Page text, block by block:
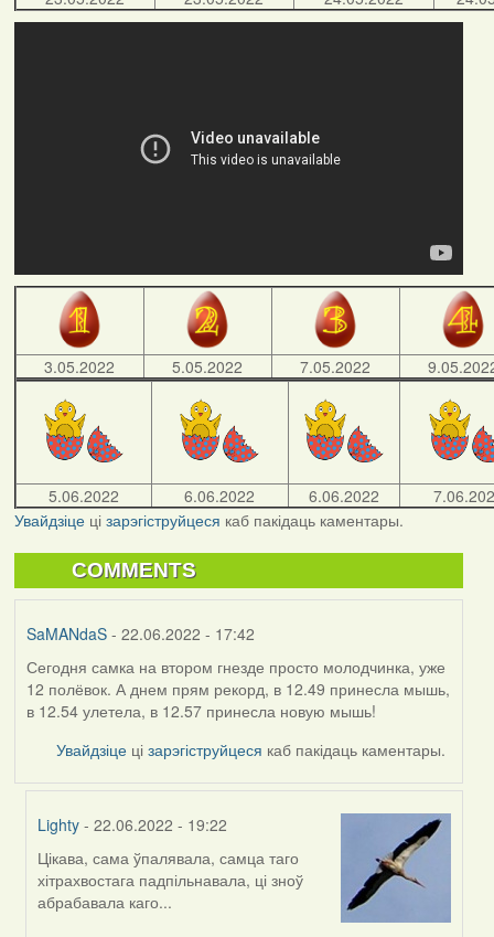
3.05.2022 5.05.2022 7.05.2022
5.06.2022 6.06.2022 6.06.2022
Увайдзіцеці зарэгіструйцеся каб пакідаць каментары.
COMMENTS
SaMANdaS- 22.06.2022 - 17:42
Сегодня самка на втором гнезде просто молодчинка, уже
12 полёвок. А днем прям рекорд, в 12.49 принесла мышь,
в 12.54 улетела, в 12.57 принесла новую мышь!
Увайдзіце цізарэгіструйцеся каб пакідаць каментары.
Lighty - 22.06.2022 - 19:22
In
reply
to
Цікава, сама ўпалявала, самца таго
хітрахвостага падпільнавала, ці зноў
абрабавала каго...